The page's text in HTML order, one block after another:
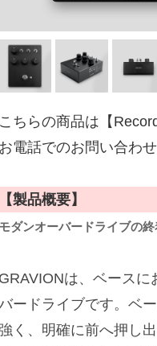
こちらの商品は【
お電話でのお問い合わ
【製品概要】
モダンオーバードライブの終
GRAVIONは、ベース
ードライブです。ベ
く、明確に前へ押し出